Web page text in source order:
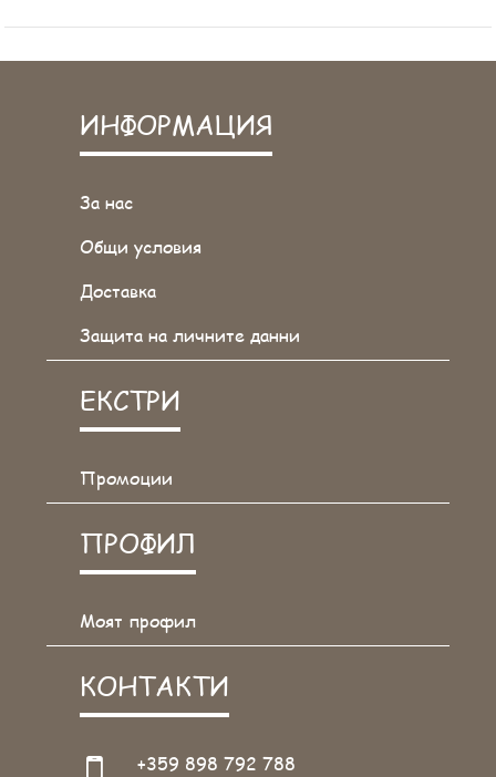
ИНФОРМАЦИЯ
За нас
Общи условия
Доставка
Защита на личните данни
ЕКСТРИ
Промоции
ПРОФИЛ
Моят профил
КОНТАКТИ
+359 898 792 788